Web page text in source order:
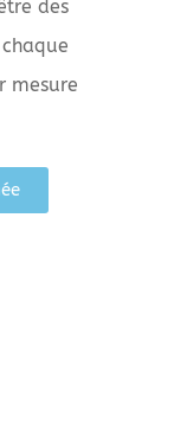
des
mesure